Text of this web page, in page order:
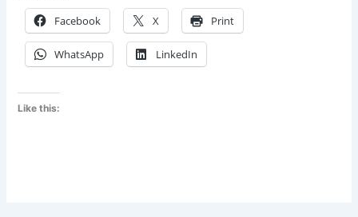
Facebook X Print
WhatsApp LinkedIn
Like this: